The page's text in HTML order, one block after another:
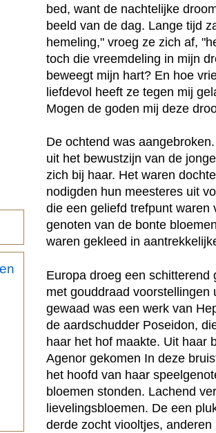
bed, want de nachtelijke
beeld van de dag. Lange tijd
hemeling," vroeg ze zich af,
toch die vreemdeling in mijn
beweegt mijn hart? En hoe
liefdevol heeft ze tegen mij
Mogen de goden mij deze
De ochtend was
uit het bewustzijn van de
zich bij haar. Het waren
nodigden hun meesteres uit
die een geliefd trefpunt waren
genoten van de bonte
waren gekleed in
Europa droeg een
met gouddraad
gewaad was een werk van
de aardschudder Poseidon,
haar het hof maakte. Uit haar
Agenor gekomen In deze
het hoofd van haar
bloemen stonden. Lachend
lievelingsbloemen. De een
derde zocht viooltjes,